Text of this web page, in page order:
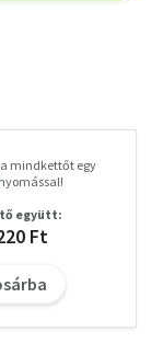
mindkettőt egy
együtt:
Ft